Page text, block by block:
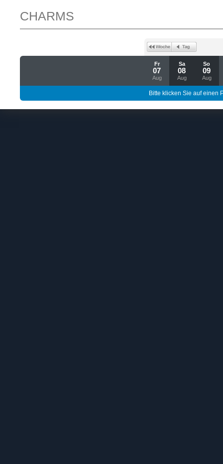
CHARMS
Fr
07
Aug
Sa
08
Aug
So
09
Aug
Bitte klicken Sie auf einen